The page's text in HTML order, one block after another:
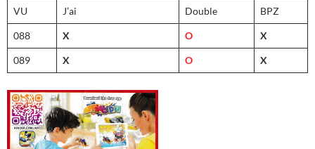
VU J’ai Double BPZ
088 X O X
089 X O X